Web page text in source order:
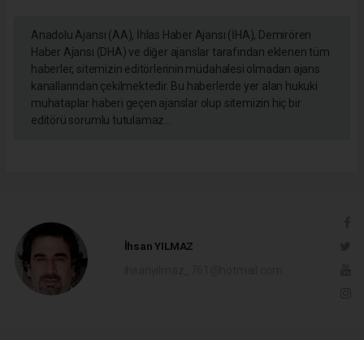
Anadolu Ajansı (AA), İhlas Haber Ajansı (İHA), Demirören
Haber Ajansı (DHA) ve diğer ajanslar tarafından eklenen tüm
haberler, sitemizin editörlerinin müdahalesi olmadan ajans
kanallarından çekilmektedir. Bu haberlerde yer alan hukuki
muhataplar haberi geçen ajanslar olup sitemizin hiç bir
editörü sorumlu tutulamaz...
İhsan YILMAZ